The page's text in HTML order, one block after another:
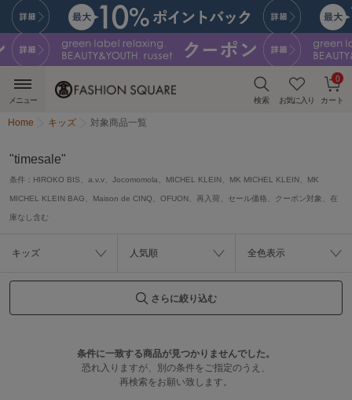
検索 お気に入り カート
0
メニュー
Home キッズ 対象商品一覧
"timesale"
条件： HIROKO BIS、a.v.v、Jocomomola、MICHEL KLEIN、MK MICHEL KLEIN、MK
MICHEL KLEIN BAG、Maison de CINQ、OFUON、再入荷、セール価格、クーポン対象、在
庫なし含む
キッズ 人気順 全色表示
さらに絞り込む
条件に一致する商品が見つかりませんでした。
恐れ入りますが、別の条件をご指定のうえ、
再検索をお願い致します。